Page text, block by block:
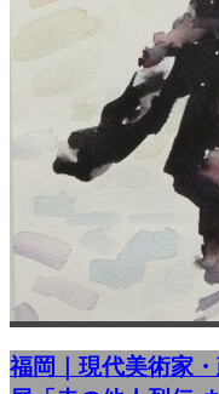
福岡｜現代美術家